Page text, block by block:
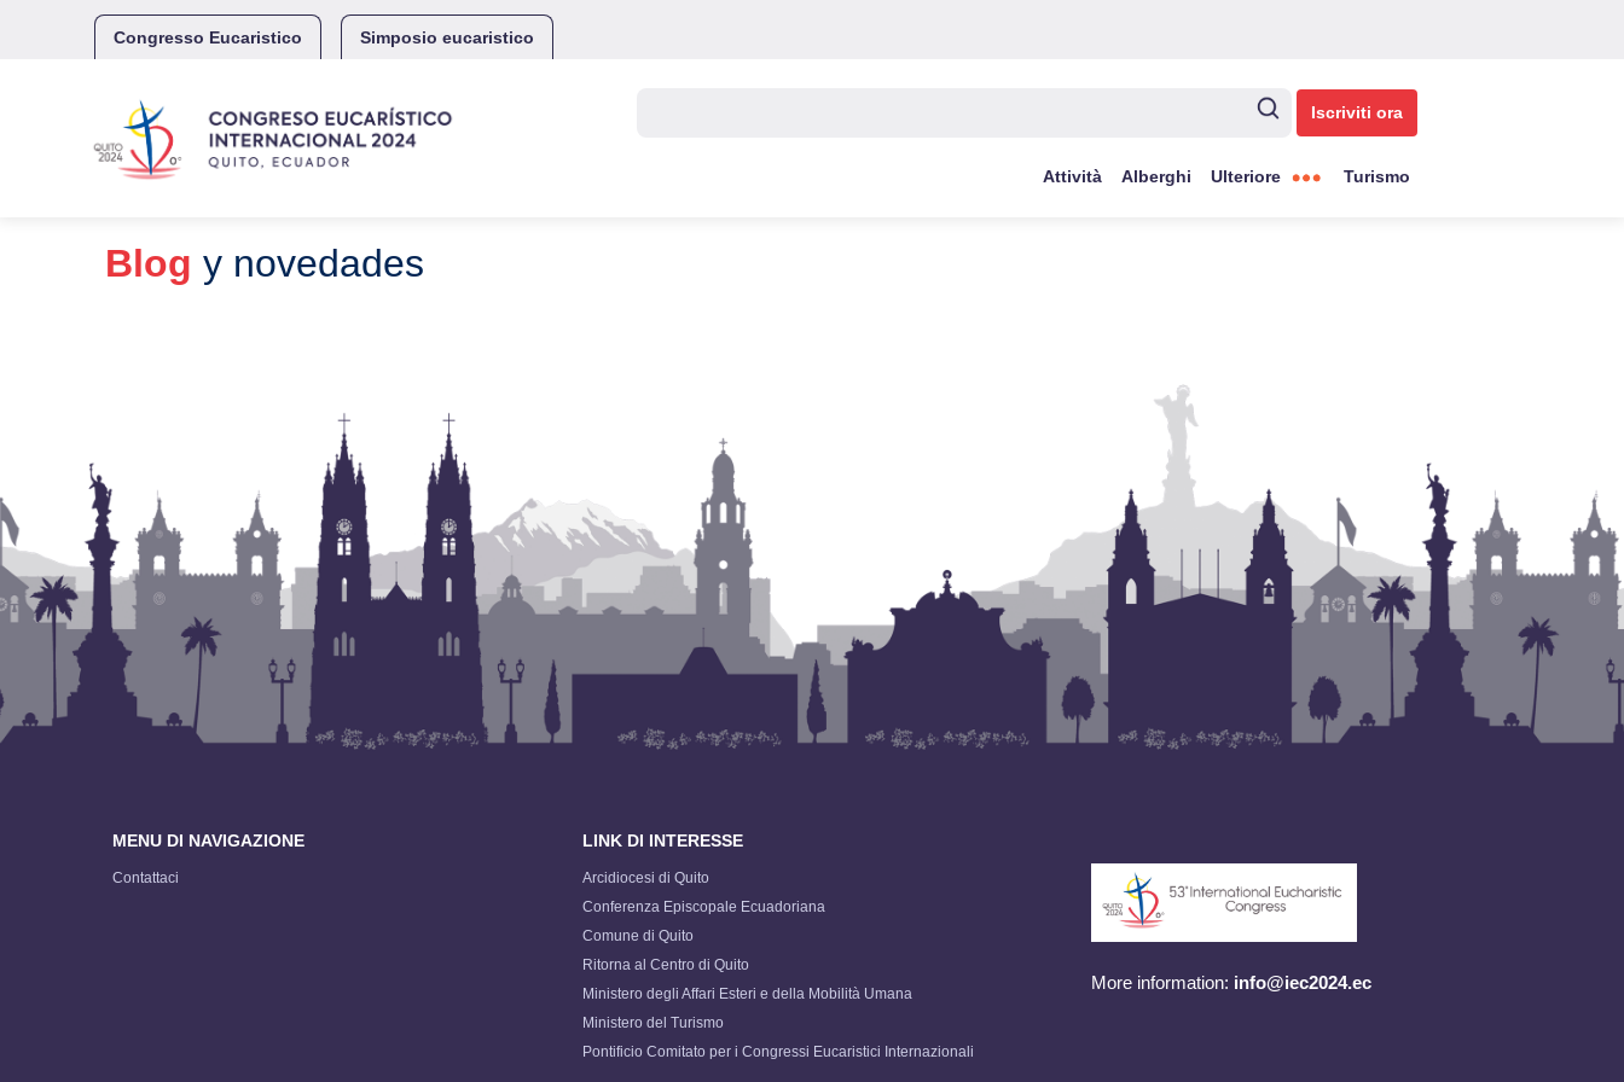
Congresso Eucaristico Simposio eucaristico
Iscriviti ora
Attività Alberghi Ulteriore Turismo
Blog y novedades
MENU DI NAVIGAZIONE
Contattaci
LINK DI INTERESSE
Arcidiocesi di Quito
Conferenza Episcopale Ecuadoriana
Comune di Quito
Ritorna al Centro di Quito
Ministero degli Affari Esteri e della Mobilità Umana
Ministero del Turismo
Pontificio Comitato per i Congressi Eucaristici Internazionali
More information: info@iec2024.ec